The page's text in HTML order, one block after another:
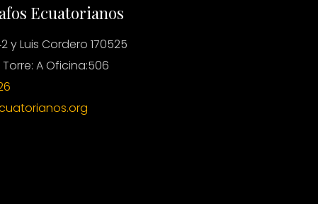
Ecuatorianos
y Luis Cordero 170525
A Oficina:506